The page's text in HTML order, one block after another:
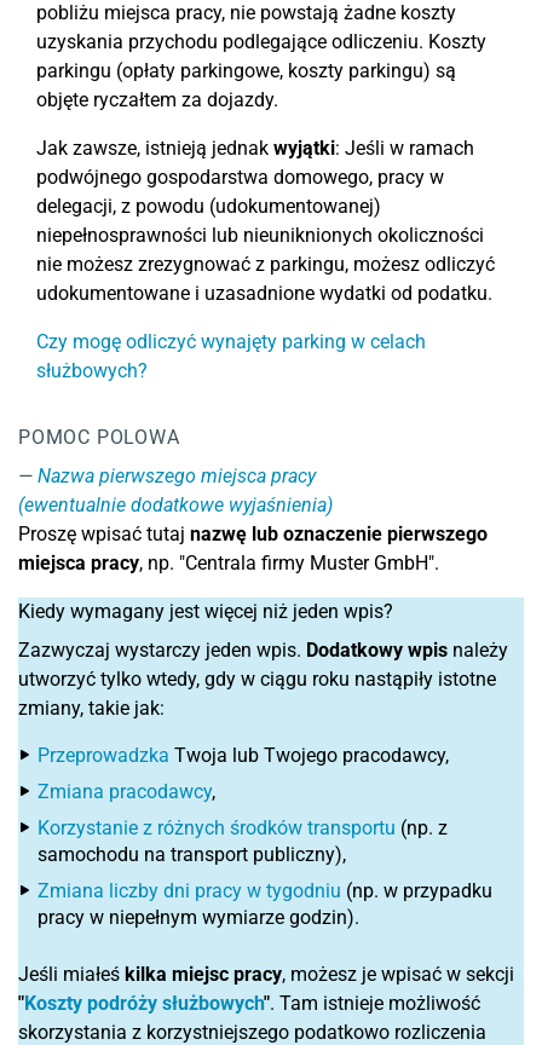
pobliżu miejsca pracy, nie powstają żadne koszty
uzyskania przychodu podlegające odliczeniu. Koszty
parkingu (opłaty parkingowe, koszty parkingu) są
objęte ryczałtem za dojazdy.
Jak zawsze, istnieją jednak wyjątki: Jeśli w ramach
podwójnego gospodarstwa domowego, pracy w
delegacji, z powodu (udokumentowanej)
niepełnosprawności lub nieuniknionych okoliczności
nie możesz zrezygnować z parkingu, możesz odliczyć
udokumentowane i uzasadnione wydatki od podatku.
Czy mogę odliczyć wynajęty parking w celach
służbowych?
POMOC POLOWA
Nazwa pierwszego miejsca pracy
(ewentualnie dodatkowe wyjaśnienia)
Proszę wpisać tutaj nazwę lub oznaczenie pierwszego
miejsca pracy, np. "Centrala firmy Muster GmbH".
Kiedy wymagany jest więcej niż jeden wpis?
Zazwyczaj wystarczy jeden wpis. Dodatkowy wpis należy
utworzyć tylko wtedy, gdy w ciągu roku nastąpiły istotne
zmiany, takie jak:
Przeprowadzka Twoja lub Twojego pracodawcy,
Zmiana pracodawcy,
Korzystanie z różnych środków transportu (np. z
samochodu na transport publiczny),
Zmiana liczby dni pracy w tygodniu (np. w przypadku
pracy w niepełnym wymiarze godzin).
Jeśli miałeś kilka miejsc pracy, możesz je wpisać w sekcji
"Koszty podróży służbowych". Tam istnieje możliwość
skorzystania z korzystniejszego podatkowo rozliczenia